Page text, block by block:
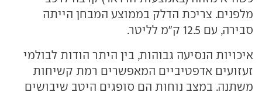
מלפנים. צריכת הדלק בממוצע המבחן הייתה
סבירה, עם 12.5 ק"מ לליטר.
איכויות הנסיעה גבוהות, בין היתר הודות לבולמי
זעזועים אדפטיביים המאפשרים רמת קשיחות
משתנה. במצב נוחות הם סופגים היטב שיבושים